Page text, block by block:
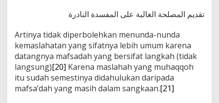
تقديم المصلحة الغالبة على المفسدة النادرة
Artinya tidak diperbolehkan menunda-nunda
kemaslahatan yang sifatnya lebih umum karena
datangnya mafsadah yang bersifat langkah (tidak
langsung)[20] Karena maslahah yang muhaqqoh
itu sudah semestinya didahulukan daripada
mafsa’dah yang masih dalam sangkaan.[21]